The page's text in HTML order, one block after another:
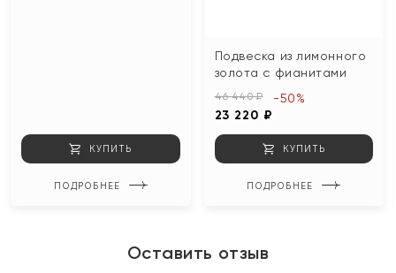
КУПИТЬ
ПОДРОБНЕЕ
Подвеска из лимонного
золота с фианитами
46 440 ₽
23 220 ₽
-50%
КУПИТЬ
ПОДРОБНЕЕ
Оставить отзыв